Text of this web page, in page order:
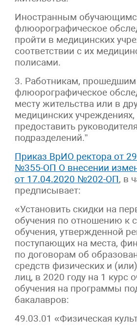
Иностранным
флюорографическое
пройти в медицинских
соответствии с их
полисами.
3. Работникам, прошедшим
флюорографическое
месту жительства или в
медицинских
предоставить
подразделений.”
Приказ ВрИО ректора от
№355-ОП О внесении
от 17.04.2020 №202-ОП, в
предписывает:
«Установить скидки на
обучения по отношению к
обучения, утвержденной
поступающих на места,
по договорам об
средств физических и
лиц, в 2020 году на 1 курс
обучения на программы
бакалавров:
49.03.01 «Физическая